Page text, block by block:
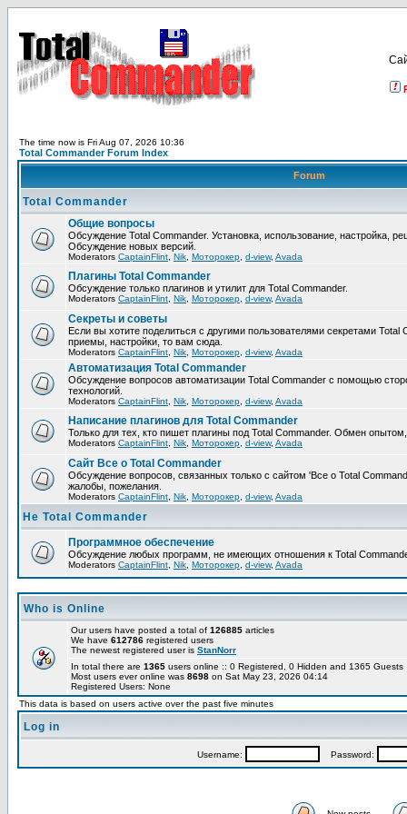
The time now is Fri Aug 07, 2026 10:36
Total Commander Forum Index
Forum
Total Commander
Общие вопросы
Обсуждение Total Commander. Установка, использование, настройка,
Обсуждение новых версий.
Moderators CaptainFlint Nik Моторокер d-view, Avada
Плагины Total Commander
Обсуждение только плагинов и утилит для Total Commander.
Moderators CaptainFlint Nik Моторокер d-view, Avada
Секреты и советы
Если вы хотите поделиться с другими пользователями секретами Total
приемы, настройки, то вам сюда.
Moderators CaptainFlint Nik Моторокер d-view, Avada
Автоматизация Total Commander
Обсуждение вопросов автоматизации Total Commander с помощью
технологий.
Moderators CaptainFlint Nik Моторокер d-view, Avada
Написание плагинов для Total Commander
Только для тех, кто пишет плагины под Total Commander. Обмен
Moderators CaptainFlint Nik Моторокер d-view, Avada
Сайт Все о Total Commander
Обсуждение вопросов, связанных только с сайтом 'Все о Total
жалобы, пожелания.
Moderators CaptainFlint Nik Моторокер d-view, Avada
Не Total Commander
Программное обеспечение
Обсуждение любых программ, не имеющих отношения к Total
Moderators CaptainFlint Nik Моторокер d-view, Avada
Who is Online
Our users have posted a total of 126885 articles
We have 612786 registered users
The newest registered user is StanNorr
In total there are 1365 users online :: 0 Registered, 0 Hidden and 1365
Most users ever online was 8698 on Sat May 23, 2026 04:14
Registered Users: None
This data is based on users active over the past five minutes
Log in
Username: Password: